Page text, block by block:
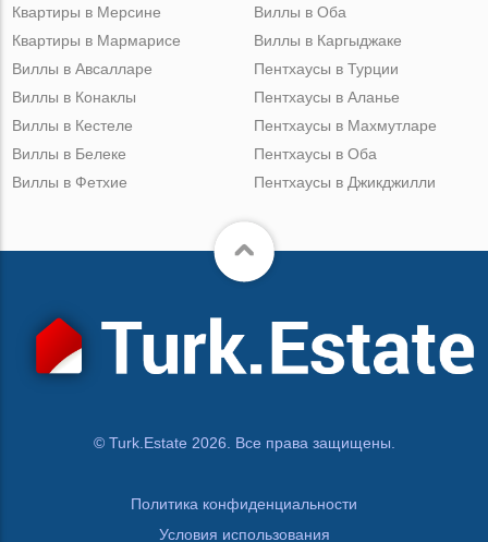
Квартиры в Мерсине
Квартиры в Мармарисе
Виллы в Оба
Виллы в Каргыджаке
Виллы в Авсалларе
Виллы в Конаклы
Виллы в Кестеле
Виллы в Белеке
Виллы в Фетхие
Пентхаусы в Турции
Пентхаусы в Аланье
Пентхаусы в Махмутларе
Пентхаусы в Оба
Пентхаусы в Джикджилли
© Turk.Estate 2026. Все права защищены.
Политика конфиденциальности
Условия использования